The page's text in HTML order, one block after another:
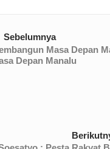
Sebelumnya
Masa Depan
Depan Manalu